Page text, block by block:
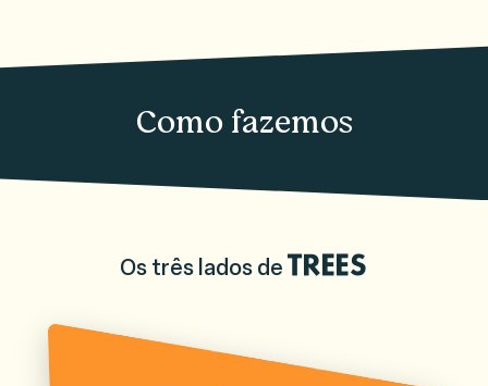
Como fazemos
Os três lados de TREES